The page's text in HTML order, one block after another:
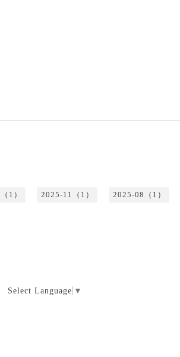
1） 2025-11（1） 2025-08（1）
Select Language ▼